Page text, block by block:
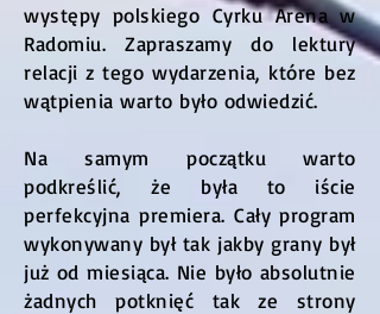
występy polskiego Cyrku Arena w
Radomiu. Zapraszamy do lektury
relacji z tego wydarzenia, które bez
wątpienia warto było odwiedzić.
Na samym początku warto
podkreślić, że była to iście
perfekcyjna premiera. Cały program
wykonywany był tak jakby grany był
już od miesiąca. Nie było absolutnie
żadnych potknięć tak ze strony